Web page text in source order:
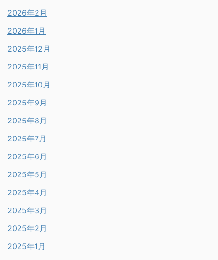
2026年2月
2026年1月
2025年12月
2025年11月
2025年10月
2025年9月
2025年8月
2025年7月
2025年6月
2025年5月
2025年4月
2025年3月
2025年2月
2025年1月